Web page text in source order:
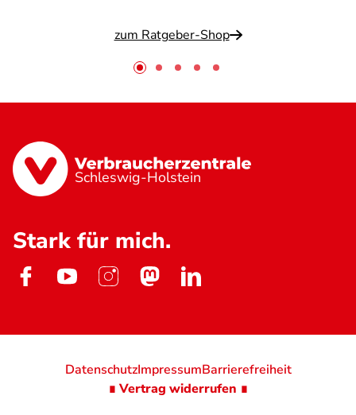
zum Ratgeber-Shop
Schleswig-Holstein
Stark für mich.
DatenschutzImpressumBarrierefreiheit
∎ Vertrag widerrufen ∎